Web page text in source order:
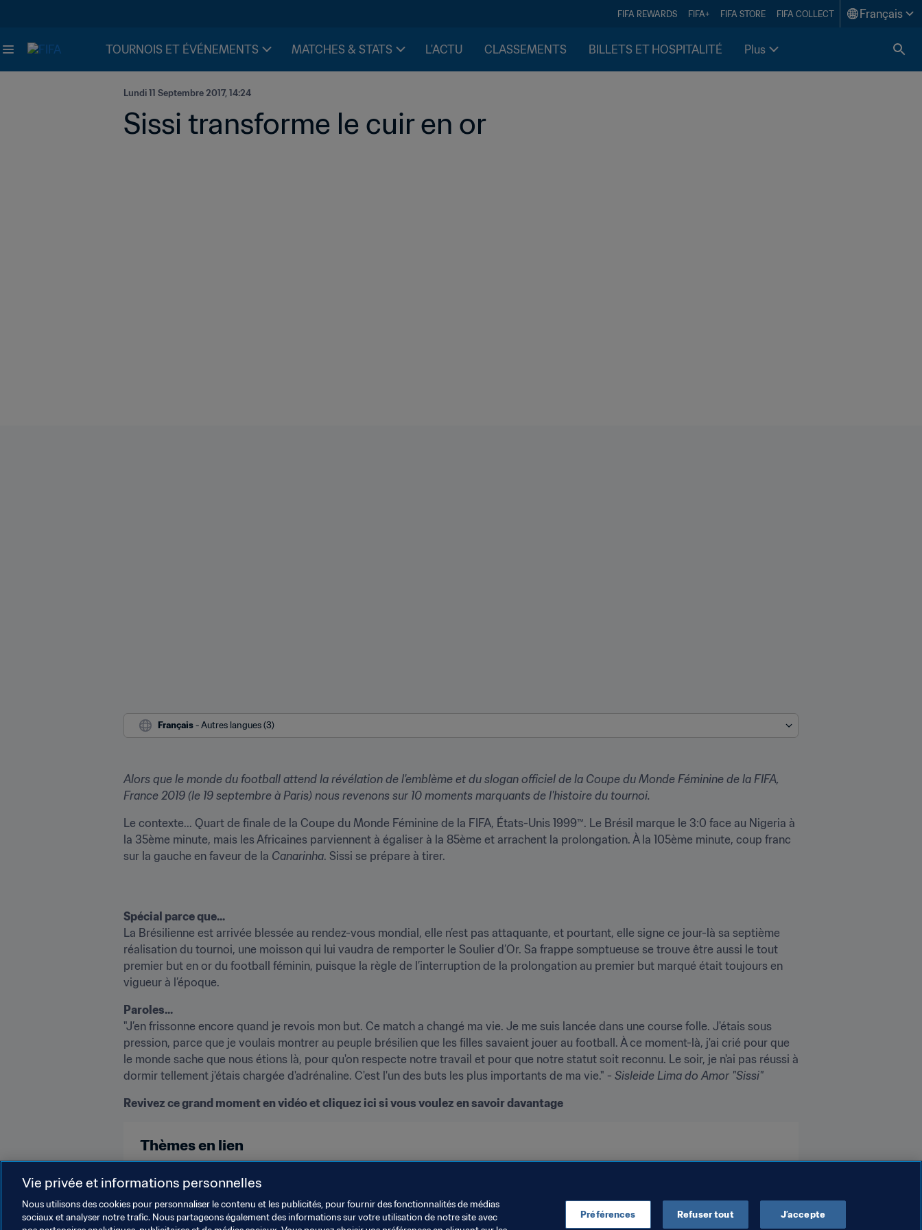
FIFA REWARDS FIFA+ FIFA STORE FIFA COLLECT Français
TOURNOIS ET ÉVÉNEMENTS MATCHES & STATS L'ACTU CLASSEMENTS BILLETS ET HOSPITALITÉ Plus
Lundi 11 Septembre 2017, 14:24
Sissi transforme le cuir en or
Français - Autres langues (3)
Alors que le monde du football attend la révélation de l'emblème et du slogan officiel de la Coupe du Monde Féminine de la FIFA,
France 2019 (le 19 septembre à Paris) nous revenons sur 10 moments marquants de l'histoire du tournoi.
Le contexte... Quart de finale de la Coupe du Monde Féminine de la FIFA, États-Unis 1999™. Le Brésil marque le 3:0 face au Nigeria à
la 35ème minute, mais les Africaines parviennent à égaliser à la 85ème et arrachent la prolongation. À la 105ème minute, coup franc
sur la gauche en faveur de la Canarinha. Sissi se prépare à tirer.
Spécial parce que...
La Brésilienne est arrivée blessée au rendez-vous mondial, elle n’est pas attaquante, et pourtant, elle signe ce jour-là sa septième
réalisation du tournoi, une moisson qui lui vaudra de remporter le Soulier d’Or. Sa frappe somptueuse se trouve être aussi le tout
premier but en or du football féminin, puisque la règle de l’interruption de la prolongation au premier but marqué était toujours en
vigueur à l’époque.
Paroles...
"J’en frissonne encore quand je revois mon but. Ce match a changé ma vie. Je me suis lancée dans une course folle. J'étais sous
pression, parce que je voulais montrer au peuple brésilien que les filles savaient jouer au football. À ce moment-là, j'ai crié pour que
le monde sache que nous étions là, pour qu'on respecte notre travail et pour que notre statut soit reconnu. Le soir, je n'ai pas réussi à
dormir tellement j'étais chargée d'adrénaline. C'est l'un des buts les plus importants de ma vie." - Sisleide Lima do Amor "Sissi"
Revivez ce grand moment en vidéo et cliquez ici si vous voulez en savoir davantage
Thèmes en lien
Brazil CONMEBOL
Vie privée et informations personnelles
Nous utilisons des cookies pour personnaliser le contenu et les publicités, pour fournir des fonctionnalités de médias
sociaux et analyser notre trafic. Nous partageons également des informations sur votre utilisation de notre site avec
Préférences Refuser tout J’accepte